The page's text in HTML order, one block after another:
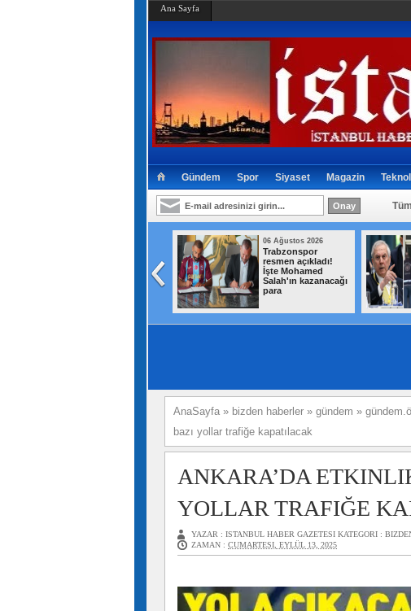
Ana Sayfa
Gündem Spor Siyaset Magazin
06 Ağustos 2026
Trabzonspor
resmen açıkladı!
İşte Mohamed
Salah'ın kazanacağı
para
AnaSayfa » bizden haberler » gündem »
bazı yollar trafiğe kapatılacak
ANKARA’DA
YOLLAR TRAFIĞE
YAZAR : ISTANBUL HABER GAZETESI KATEGORI :
ZAMAN : CUMARTESI, EYLÜL 13, 2025